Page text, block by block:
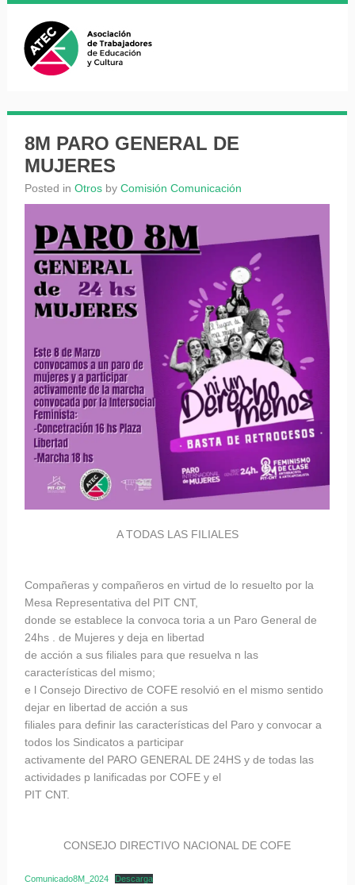
8M PARO GENERAL DE
MUJERES
Posted in Otrosby Comisión Comunicación
A TODAS LAS FILIALES
Compañeras y compañeros en virtud de lo resuelto por la
Mesa Representativa del PIT CNT,
donde se establece la convoca toria a un Paro General de
24hs . de Mujeres y deja en libertad
de acción a sus filiales para que resuelva n las
características del mismo;
e l Consejo Directivo de COFE resolvió en el mismo sentido
dejar en libertad de acción a sus
filiales para definir las características del Paro y convocar a
todos los Sindicatos a participar
activamente del PARO GENERAL DE 24HS y de todas las
actividades p lanificadas por COFE y el
PIT CNT.
CONSEJO DIRECTIVO NACIONAL DE COFE
Comunicado8M_2024 Descarga